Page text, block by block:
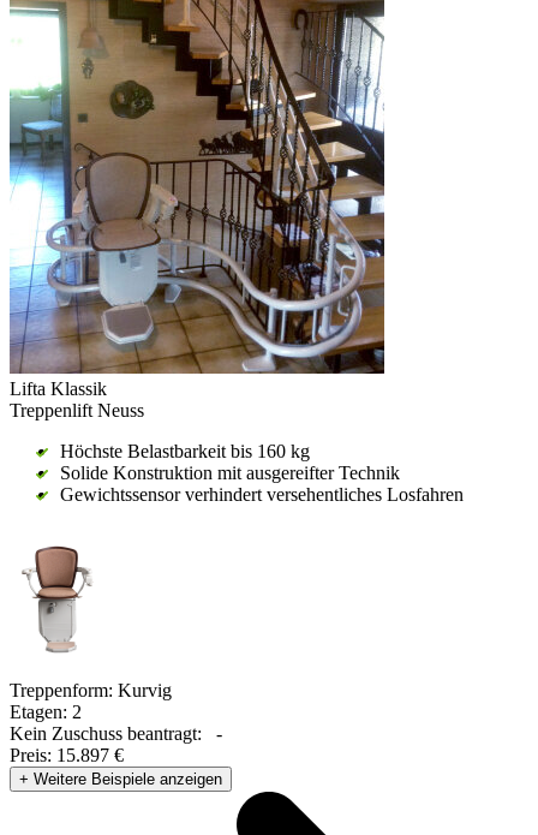
Lifta Klassik
Treppenlift Neuss
Höchste Belastbarkeit bis 160 kg
Solide Konstruktion mit ausgereifter Technik
Gewichtssensor verhindert versehentliches Losfahren
Treppenform: Kurvig
Etagen: 2
Kein Zuschuss beantragt:
-
Preis: 15.897 €
+ Weitere Beispiele anzeigen